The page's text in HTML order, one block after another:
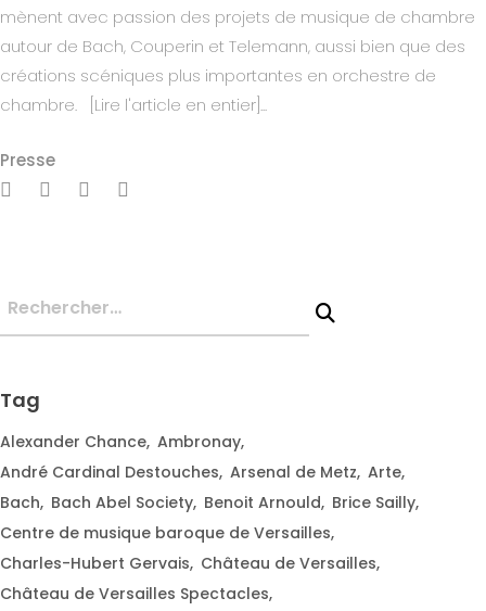
mènent avec passion des projets de musique de chambre
autour de Bach, Couperin et Telemann, aussi bien que des
créations scéniques plus importantes en orchestre de
chambre. [Lire l'article en entier]...
Presse
Tag
Alexander Chance Ambronay
André Cardinal Destouches Arsenal de Metz Arte
Bach Bach Abel Society Benoit Arnould Brice Sailly
Centre de musique baroque de Versailles
Charles-Hubert Gervais Château de Versailles
Château de Versailles Spectacles